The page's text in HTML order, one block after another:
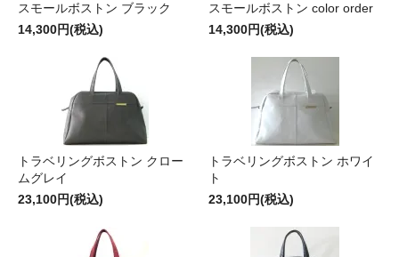
スモールボストン ブラック
14,300円(税込)
スモールボストン color order
14,300円(税込)
トラベリングボストン クロー
ムグレイ
23,100円(税込)
トラベリングボストン ホワイ
ト
23,100円(税込)